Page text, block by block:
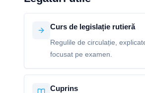
Curs de legislație rutieră
Regulile de circulație,
focusat pe examen.
Cuprins